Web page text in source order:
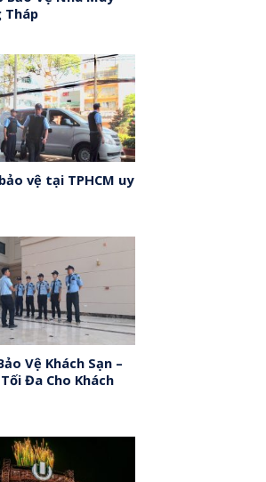
Tháp
vệ tại TPHCM uy
Vệ Khách Sạn –
Đa Cho Khách